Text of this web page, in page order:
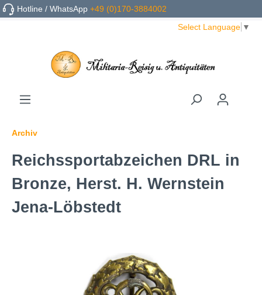
Hotline / WhatsApp+49 (0)170-3884002
Select Language ▼
Archiv
Reichssportabzeichen DRL in
Bronze, Herst. H. Wernstein
Jena-Löbstedt